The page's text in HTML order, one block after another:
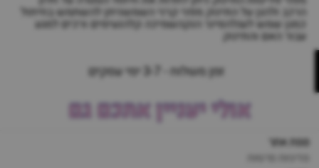
הרכב ולהגן על התינוק מפני קרני השמשניתן להשתמש בחיתול
כמגן שמש לעגלהסינר הנקהשמיכה קלהנעימים ורכים למגע
עבור האם והתינוק
זמן משלוח - 3-7 ימי עסקים
אולי יעניין אתכם גם
מפת אתר